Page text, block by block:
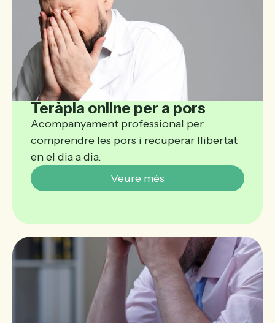
Teràpia online per a pors
Acompanyament professional per
comprendre les pors i recuperar llibertat
en el dia a dia.
Veure més